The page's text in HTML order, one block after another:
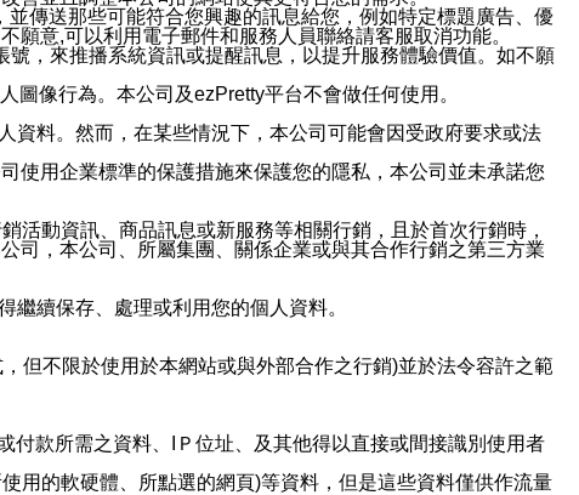
傳送那些可能符合您興趣的訊息給您，例如特定標題廣告、優
意,可以利用電子郵件和服務人員聯絡請客服取消功能。
，來推播系統資訊或提醒訊息，以提升服務體驗價值。如不願
像行為。本公司及ezPretty平台不會做任何使用。
資料。然而，在某些情況下，本公司可能會因受政府要求或法
使用企業標準的保護措施來保護您的隱私，本公司並未承諾您
活動資訊、商品訊息或新服務等相關行銷，且於首次行銷時，
司，本公司、所屬集團、關係企業或與其合作行銷之第三方業
續保存、處理或利用您的個人資料。
但不限於使用於本網站或與外部合作之行銷)並於法令容許之範
付款所需之資料、IＰ位址、及其他得以直接或間接識別使用者
用的軟硬體、所點選的網頁)等資料，但是這些資料僅供作流量